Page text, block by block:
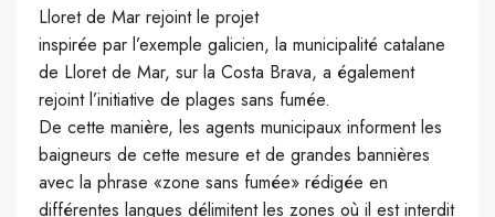
Lloret de Mar rejoint le projet
inspirée par l’exemple galicien, la municipalité catalane
de Lloret de Mar, sur la Costa Brava, a également
rejoint l’initiative de plages sans fumée.
De cette manière, les agents municipaux informent les
baigneurs de cette mesure et de grandes bannières
avec la phrase «zone sans fumée» rédigée en
différentes langues délimitent les zones où il est interdit